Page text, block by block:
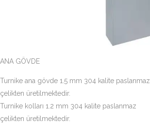
ANA GÖVDE
Turnike ana gövde 1.5 mm 304 kalite paslanmaz
çelikten üretilmektedir.
Turnike kolları 1.2 mm 304 kalite paslanmaz
çelikten üretilmektedir.